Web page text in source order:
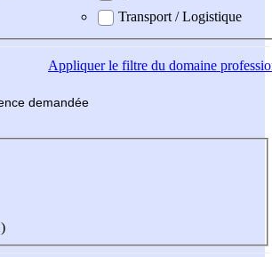
Transport / Logistique
Appliquerle filtre du domaine
demandée